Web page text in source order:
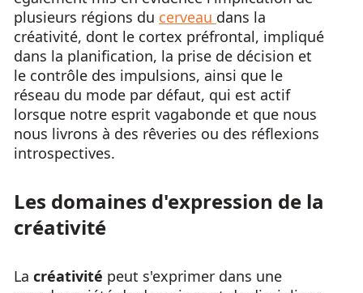
plusieurs régions du cerveau dans la
créativité, dont le cortex préfrontal, impliqué
dans la planification, la prise de décision et
le contrôle des impulsions, ainsi que le
réseau du mode par défaut, qui est actif
lorsque notre esprit vagabonde et que nous
nous livrons à des rêveries ou des réflexions
introspectives.
Les domaines d'expression de la
créativité
La créativité peut s'exprimer dans une